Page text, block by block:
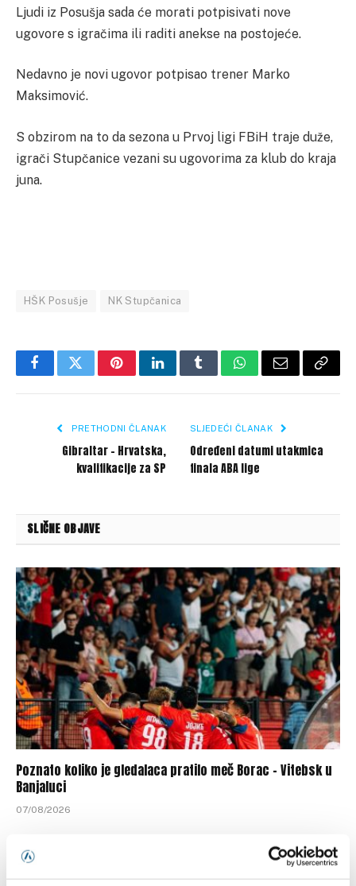
Ljudi iz Posušja sada će morati potpisivati nove
ugovore s igračima ili raditi anekse na postojeće.
Nedavno je novi ugovor potpisao trener Marko
Maksimović.
S obzirom na to da sezona u Prvoj ligi FBiH traje duže,
igrači Stupčanice vezani su ugovorima za klub do kraja
juna.
HŠK Posušje NK Stupčanica
FacebookTwitterPinterestLinkedInTumblrWhatsApp
Email Copy
PRETHODNI ČLANAK
Gibraltar – Hrvatska,
kvalifikacije za SP
SLJEDEĆI ČLANAK
Određeni datumi utakmica
finala ABA lige
SLIČNE OBJAVE
Poznato koliko je gledalaca pratilo meč Borac – Vitebsk u
Banjaluci
07/08/2026